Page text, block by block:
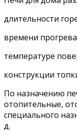
длительности
времени
температуре
конструкции
По назначению
отопительные,
специального
д.